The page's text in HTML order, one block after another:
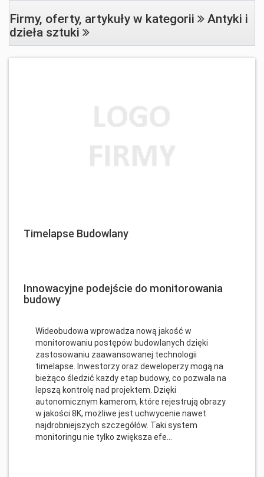
Firmy, oferty, artykuły w kategorii
Antyki i
dzieła sztuki
Timelapse Budowlany
Innowacyjne podejście do monitorowania
budowy
Wideobudowa wprowadza nową jakość w
monitorowaniu postępów budowlanych dzięki
zastosowaniu zaawansowanej technologii
timelapse. Inwestorzy oraz deweloperzy mogą na
bieżąco śledzić każdy etap budowy, co pozwala na
lepszą kontrolę nad projektem. Dzięki
autonomicznym kamerom, które rejestrują obrazy
w jakości 8K, możliwe jest uchwycenie nawet
najdrobniejszych szczegółów. Taki system
monitoringu nie tylko zwiększa efe...